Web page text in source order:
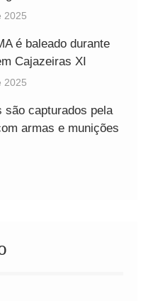
2025
é baleado durante
Cajazeiras XI
2025
são capturados pela
armas e munições